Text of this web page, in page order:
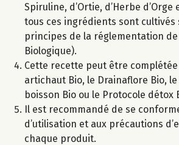
Spiruline, d’Ortie, d’Herbe d’Orge
tous ces ingrédients sont cultivés
principes de la réglementation de
Biologique).
Cette recette peut être
artichaut Bio, le Drainaflore Bio,
boisson Bio ou le Protocole détox
Il est recommandé de se
d’utilisation et aux précautions
chaque produit.